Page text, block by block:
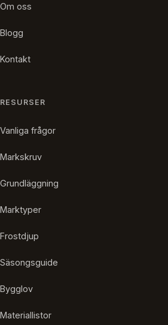
Om oss
Blogg
Kontakt
RESURSER
Vanliga frågor
Markskruv
Grundläggning
Marktyper
Frostdjup
Säsongsguide
Bygglov
Materiallistor